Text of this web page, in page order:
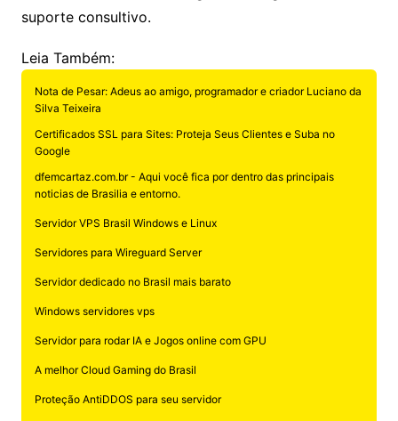
suporte consultivo.
Leia Também:
Nota de Pesar: Adeus ao amigo, programador e criador Luciano da
Silva Teixeira
Certificados SSL para Sites: Proteja Seus Clientes e Suba no
Google
dfemcartaz.com.br - Aqui você fica por dentro das principais
noticias de Brasilia e entorno.
Servidor VPS Brasil Windows e Linux
Servidores para Wireguard Server
Servidor dedicado no Brasil mais barato
Windows servidores vps
Servidor para rodar IA e Jogos online com GPU
A melhor Cloud Gaming do Brasil
Proteção AntiDDOS para seu servidor